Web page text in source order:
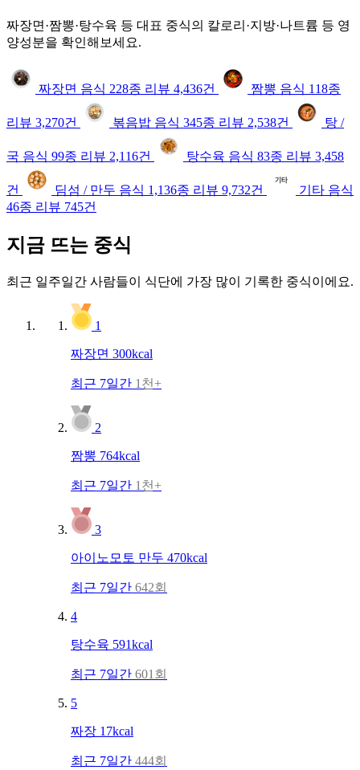
짜장면·짬뽕·탕수육 등 대표 중식의 칼로리·지방·나트륨 등 영
양성분을 확인해보세요.
짜장면 음식 228종 리뷰 4,436건 짬뽕 음식 118종
리뷰 3,270건 볶음밥 음식 345종 리뷰 2,538건 탕 /
국 음식 99종 리뷰 2,116건 탕수육 음식 83종 리뷰 3,458
건 딤섬 / 만두 음식 1,136종 리뷰 9,732건 기타 음식
46종 리뷰 745건
지금 뜨는 중식
최근 일주일간 사람들이 식단에 가장 많이 기록한 중식이에요.
1
짜장면 300kcal
최근 7일간 1천+
2
짬뽕 764kcal
최근 7일간 1천+
3
아이노모토 만두 470kcal
최근 7일간 642회
4
탕수육 591kcal
최근 7일간 601회
5
짜장 17kcal
최근 7일간 444회